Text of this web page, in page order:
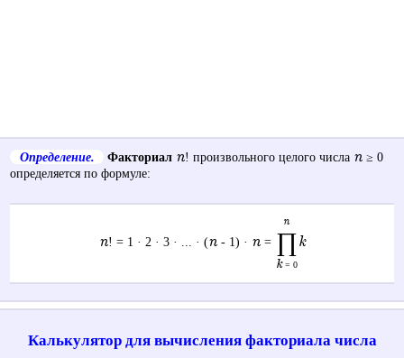
Определение. Факториал n! произвольного целого числа n ≥ 0
определяется по формуле:
n! = 1 · 2 · 3 · ... · (n- 1) · n= ∏
k= 0
n
k
Калькулятор для вычисления факториала числа